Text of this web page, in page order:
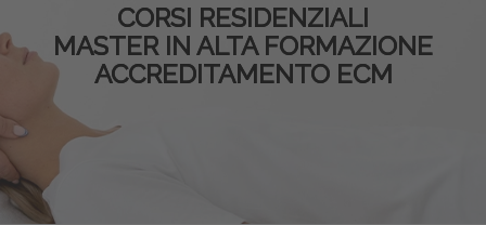
CORSI RESIDENZIALI
MASTER IN ALTA FORMAZIONE
ACCREDITAMENTO ECM